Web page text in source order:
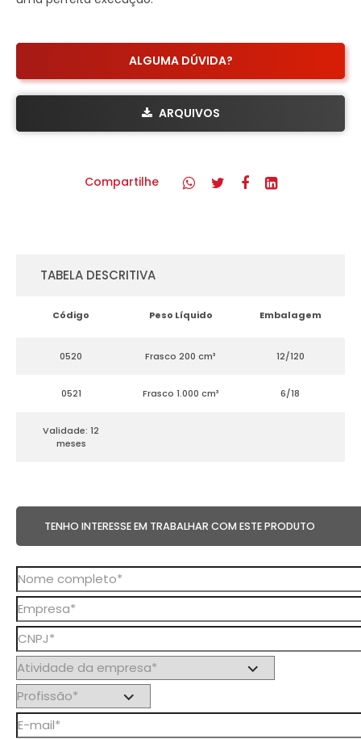
ALGUMA DÚVIDA?
ARQUIVOS
Compartilhe
TABELA DESCRITIVA
Código Peso Líquido Embalagem
0520 Frasco 200 cm³ 12/120
0521 Frasco 1.000 cm³ 6/18
Validade: 12
meses
TENHO INTERESSE EM TRABALHAR COM ESTE PRODUTO